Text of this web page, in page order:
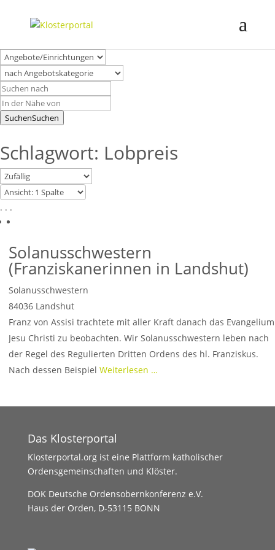
SuchenSuchen
Schlagwort: Lobpreis
. . .
Solanusschwestern
(Franziskanerinnen in Landshut)
Solanusschwestern
84036 Landshut
Franz von Assisi trachtete mit aller Kraft danach das Evangelium
Jesu Christi zu beobachten. Wir Solanusschwestern leben nach
der Regel des Regulierten Dritten Ordens des hl. Franziskus.
Nach dessen Beispiel Weiterlesen …
Das Klosterportal
Klosterportal.org ist eine Plattform katholischer
Ordensgemeinschaften und Klöster.
DOK Deutsche Ordensobernkonferenz e.V.
Haus der Orden, D-53115 BONN